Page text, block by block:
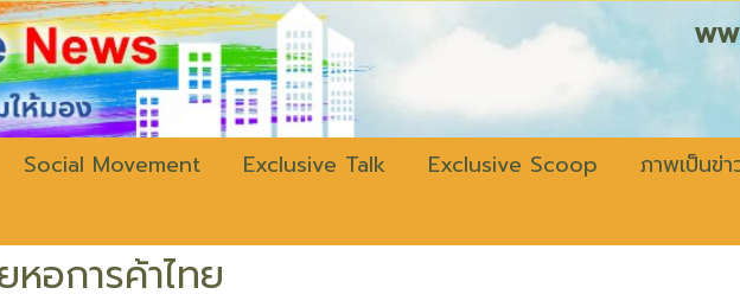
Social Movement Exclusive Talk Exclusive Scoop ภาพเป็นข่า
หอการค้าไทย